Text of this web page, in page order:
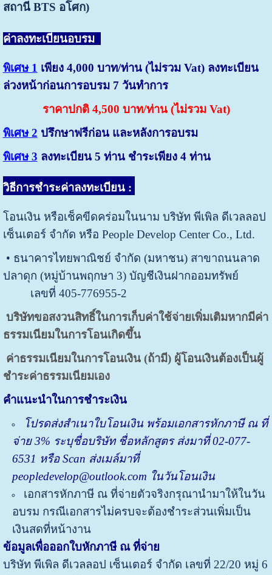
สถานี BTS อโศก)
ค่าลงทะเบียนอบรม
พิเศษ 1 เพียง 4,000 บาท/ท่าน (ไม่รวม Vat) ลงทะเบียน
ล่วงหน้าก่อนการอบรม 7 วันทำการ
ราคาปกติ 4,500 บาท/ท่าน (ไม่รวม Vat)
พิเศษ 2 ปรึกษาฟรีก่อน และหลังการอบรม
พิเศษ 3 ลงทะเบียน 5 ท่าน ชำระเพียง 4 ท่าน
วิธีการชำระค่าลงทะเบียน:
โอนเงิน หรือเช็คขีดคร่อมในนาม บริษัท พีเพิล ดีเวลลอป
เซ็นเตอร์ จำกัด หรือ People Develop Center Co., Ltd.
• ธนาคารไทยพาณิชย์ จำกัด (มหาชน) สาขาถนนลาด
ปลาดุก (หมู่บ้านพฤกษา 3) บัญชีเงินฝากออมทรัพย์
เลขที่ 405-776955-2
บริษัทขอสงวนสิทธิ์ในการเก็บค่าใช้จ่ายเพิ่มเติมหากมีค่า
ธรรมเนียมในการโอนเกิดขึ้น
ค่าธรรมเนียมในการโอนเงิน (ถ้ามี) ผู้โอนเงินต้องเป็นผู้
ชำระค่าธรรมเนียมเอง
คำแนะนำในการชำระเงิน
โปรดส่งสำเนาใบโอนเงิน พร้อมเอกสารหักภาษี ณ ที่
จ่าย3% ระบุชื่อบริษัท ชื่อหลักสูตร ส่งมาที่02-077-
6531 หรือ Scan ส่งเมล์มาที่
peopledevelop@outlook.com ในวันโอนเงิน
เอกสารหักภาษี ณ ที่จ่ายตัวจริงกรุณานำมาให้ในวัน
อบรม กรณีเอกสารไม่ครบจะต้องชำระส่วนเพิ่มเป็น
เงินสดที่หน้างาน
ข้อมูลเพื่อออกใบหักภาษี ณ ที่จ่าย
บริษัท พีเพิล ดีเวลลอป เซ็นเตอร์ จำกัด เลขที่ 22/20 หมู่ 6